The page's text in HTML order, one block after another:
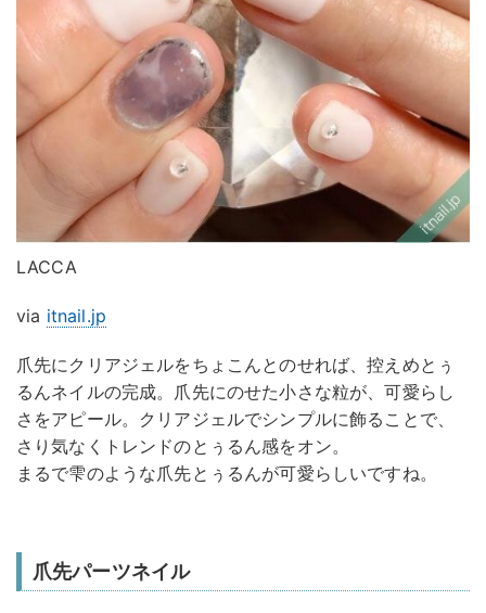
LACCA
via itnail.jp
爪先にクリアジェルをちょこんとのせれば、控えめとぅ
るんネイルの完成。爪先にのせた小さな粒が、可愛らし
さをアピール。クリアジェルでシンプルに飾ることで、
さり気なくトレンドのとぅるん感をオン。
まるで雫のような爪先とぅるんが可愛らしいですね。
爪先パーツネイル